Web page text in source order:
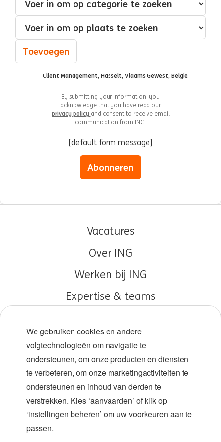
Plaats
Toevoegen
Client Management, Hasselt, Vlaams Gewest, België
By submitting your information, you
acknowledge that you have read our
privacy policy and consent to receive email
communication from ING.
[default form message]
Abonneren
Vacatures
Over ING
Werken bij ING
Expertise & teams
Diversiteit en inclusie
Locaties
Evenementen
We gebruiken cookies en andere
volgtechnologieën om navigatie te
ondersteunen, om onze producten en diensten
te verbeteren, om onze marketingactiviteiten te
ondersteunen en inhoud van derden te
verstrekken. Kies ‘aanvaarden’ of klik op
‘instellingen beheren’ om uw voorkeuren aan te
passen.